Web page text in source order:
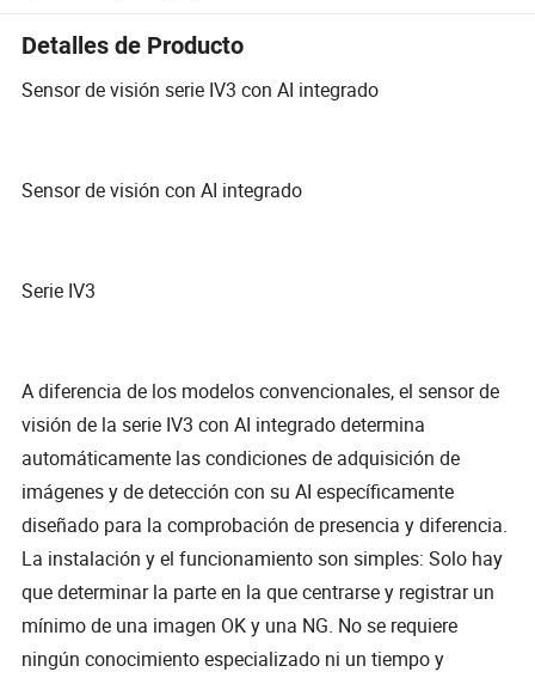
Detalles de Producto
Sensor de visión serie IV3 con AI integrado
Sensor de visión con AI integrado
Serie IV3
A diferencia de los modelos convencionales, el sensor de
visión de la serie IV3 con AI integrado determina
automáticamente las condiciones de adquisición de
imágenes y de detección con su AI específicamente
diseñado para la comprobación de presencia y diferencia.
La instalación y el funcionamiento son simples: Solo hay
que determinar la parte en la que centrarse y registrar un
mínimo de una imagen OK y una NG. No se requiere
ningún conocimiento especializado ni un tiempo y